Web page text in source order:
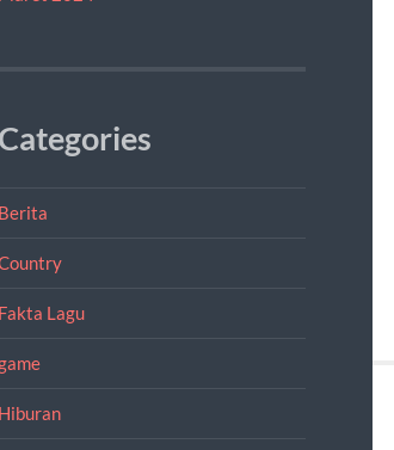
Categories
Berita
Fakta Lagu
Hiburan